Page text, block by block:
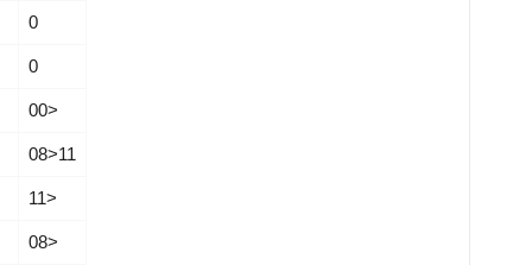
0
0
00­­>
08­­>11
11­­>
08­­>